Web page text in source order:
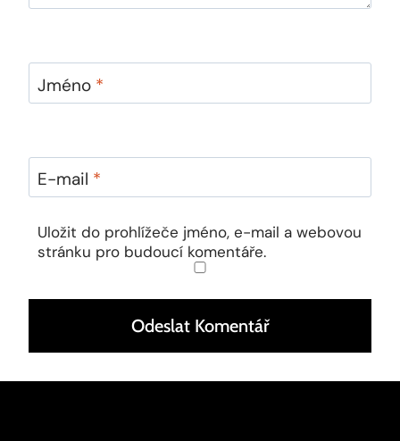
Jméno *
E-mail *
Uložit do prohlížeče jméno, e-mail a webovou
stránku pro budoucí komentáře.